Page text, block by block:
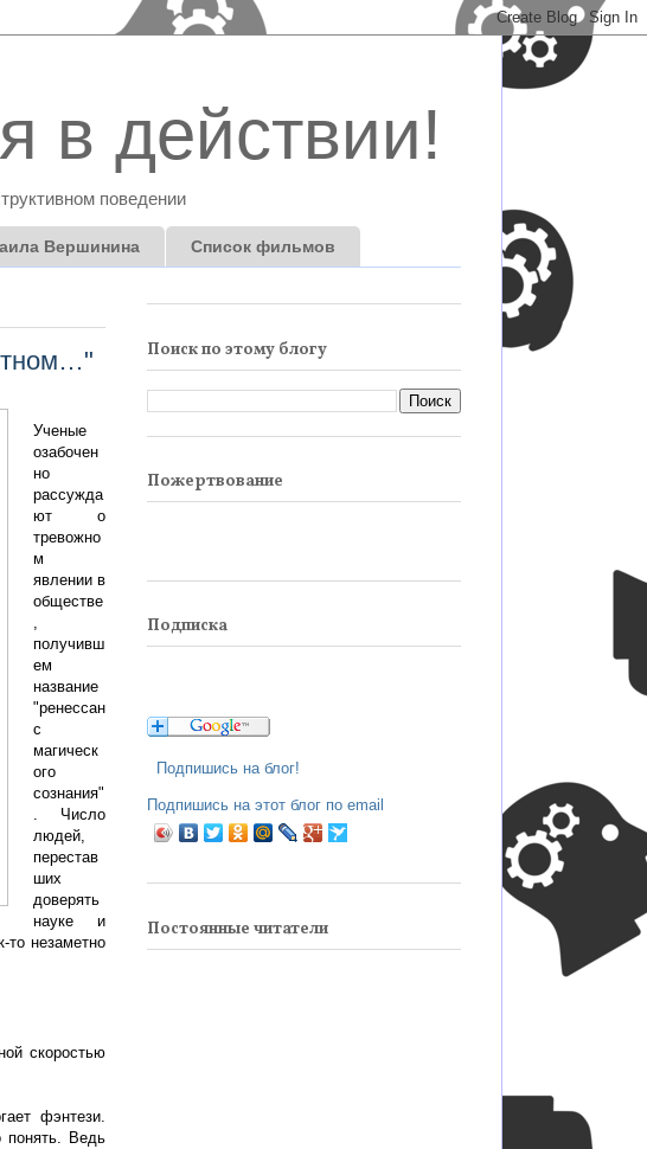
в действии!
поведении
Вершинина Список фильмов
Ученые
озабочен
но
рассужда
ют о
тревожно
м
явлении в
обществе
,
получивш
ем
название
"ренессан
с
магическ
ого
сознания"
. Число
людей,
перестав
ших
доверять
науке и
то незаметно
скоростью
фэнтези.
понять. Ведь
Поиск по этому блогу
Пожертвование
Подписка
Подпишись на блог!
Подпишись на этот блог по email
Постоянные читатели